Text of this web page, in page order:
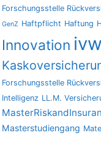
Forschungsstelle
GenZ Haftpflicht Haftung
Innovation
Forschungsstelle
Intelligenz LL.M.
Masterstudiengang